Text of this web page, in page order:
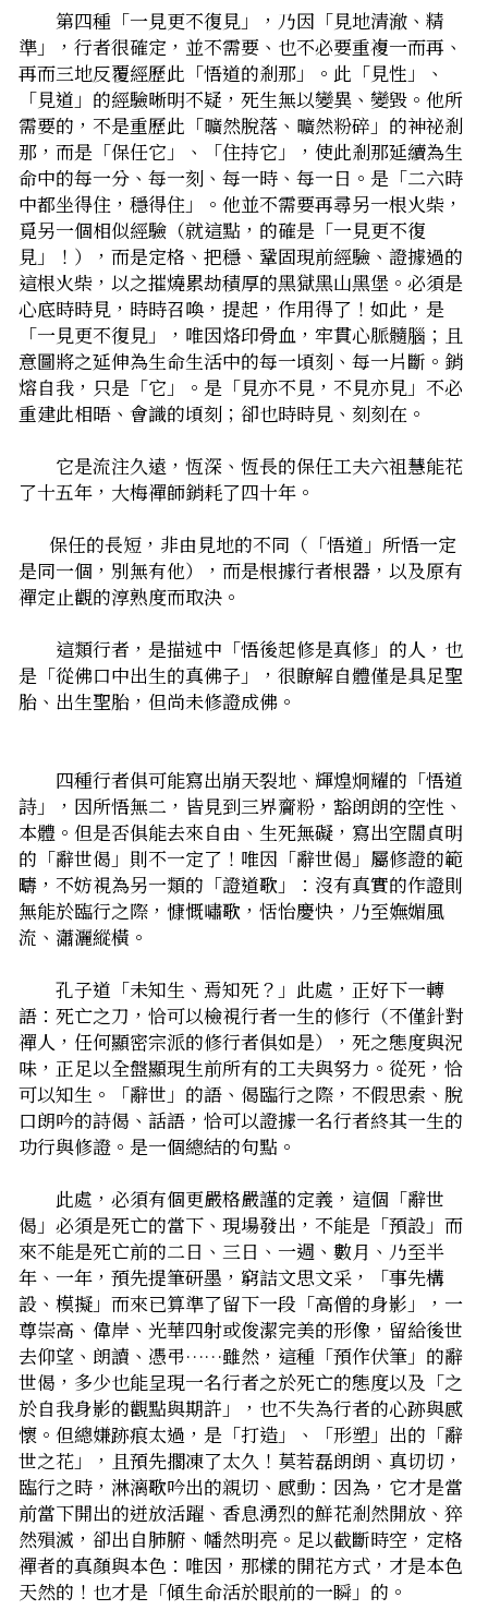
第四種「一見更不復見」，乃因「見地清澈、精
準」，行者很確定，並不需要、也不必要重複一而再、
再而三地反覆經歷此「悟道的剎那」。此「見性」、
「見道」的經驗晰明不疑，死生無以變異、變毀。他所
需要的，不是重歷此「曠然脫落、曠然粉碎」的神祕剎
那，而是「保任它」、「住持它」，使此剎那延續為生
命中的每一分、每一刻、每一時、每一日。是「二六時
中都坐得住，穩得住」。他並不需要再尋另一根火柴，
覓另一個相似經驗（就這點，的確是「一見更不復
見」！），而是定格、把穩、鞏固現前經驗、證據過的
這根火柴，以之摧燒累劫積厚的黑獄黑山黑堡。必須是
心底時時見，時時召喚，提起，作用得了！如此，是
「一見更不復見」，唯因烙印骨血，牢貫心脈髓腦；且
意圖將之延伸為生命生活中的每一頃刻、每一片斷。銷
熔自我，只是「它」。是「見亦不見，不見亦見」――不必
重建此相晤、會識的頃刻；卻也時時見、刻刻在。
它是流注久遠，恆深、恆長的保任工夫――六祖慧能花
了十五年，大梅禪師銷耗了四十年。
是同一個，別無有他），而是根據行者根器，以及原有
禪定止觀的淳熟度而取決。
這類行者，是描述中「悟後起修是真修」的人，也
是「從佛口中出生的真佛子」，很瞭解自體僅是具足聖
胎、出生聖胎，但尚未修證成佛。
四種行者俱可能寫出崩天裂地、輝煌炯耀的「悟道
詩」，因所悟無二，皆見到三界齎粉，豁朗朗的空性、
本體。但是否俱能去來自由、生死無礙，寫出空闊貞明
的「辭世偈」則不一定了！――唯因「辭世偈」屬修證的範
疇，不妨視為另一類的「證道歌」：沒有真實的作證則
無能於臨行之際，慷慨嘯歌，恬怡慶快，乃至嫵媚風
流、瀟灑縱橫。
孔子道「未知生、焉知死？」――此處，正好下一轉
語：死亡之刀，恰可以檢視行者一生的修行（不僅針對
禪人，任何顯密宗派的修行者俱如是），死之態度與況
味，正足以全盤顯現生前所有的工夫與努力。從死，恰
可以知生。「辭世」的語、偈――臨行之際，不假思索、脫
口朗吟的詩偈、話語，恰可以證據一名行者終其一生的
功行與修證。是一個總結的句點。
此處，必須有個更嚴格嚴謹的定義，這個「辭世
偈」必須是死亡的當下、現場發出，不能是「預設」而
來――不能是死亡前的二日、三日、一週、數月、乃至半
年、一年，預先提筆研墨，窮詰文思文采，「事先構
設、模擬」而來――已算準了留下一段「高僧的身影」，一
尊崇高、偉岸、光華四射或俊潔完美的形像，留給後世
去仰望、朗讀、憑弔……雖然，這種「預作伏筆」的辭
世偈，多少也能呈現一名行者之於死亡的態度以及「之
於自我身影的觀點與期許」，也不失為行者的心跡與感
懷。但總嫌跡痕太過，是「打造」、「形塑」出的「辭
世之花」，且預先擱凍了太久！莫若磊朗朗、真切切，
臨行之時，淋漓歌吟出的親切、感動：因為，它才是當
前當下開出的迸放活躍、香息湧烈的鮮花――剎然開放、猝
然殞滅，卻出自肺腑、幡然明亮。足以截斷時空，定格
禪者的真顏與本色：唯因，那樣的開花方式，才是本色
天然的！也才是「傾生命活於眼前的一瞬」的。